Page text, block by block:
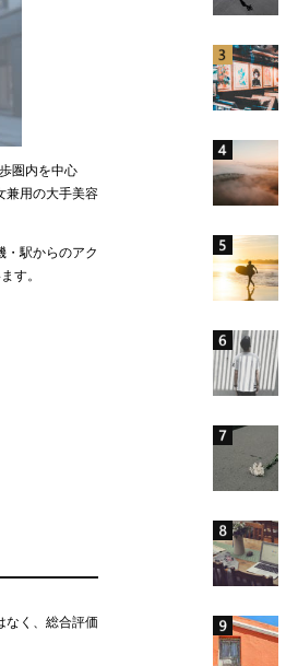
圏内を中心
兼用の大手美容
・駅からのアク
す。
なく、総合評価